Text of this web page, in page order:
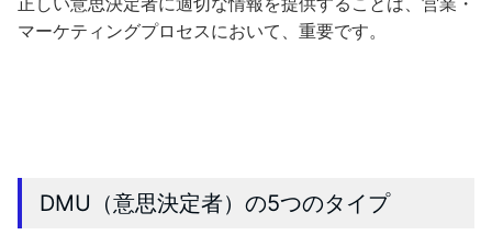
マーケティングプロセスにおいて、重要です。
DMU（意思決定者）の5つのタイプ